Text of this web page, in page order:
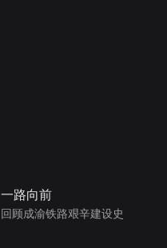
一路向前
回顾成渝铁路艰辛建设史